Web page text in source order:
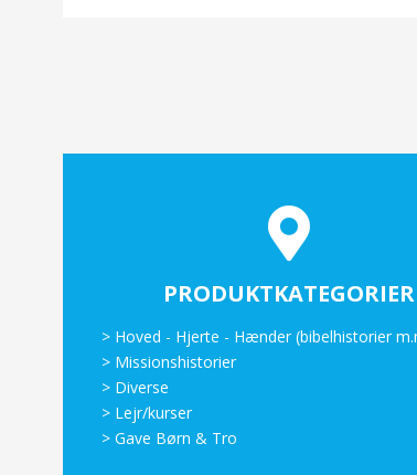
PRODUKTKATEGORIER
> Hoved - Hjerte - Hænder (bibelhistorier
> Missionshistorier
> Diverse
> Lejr/kurser
> Gave Børn & Tro